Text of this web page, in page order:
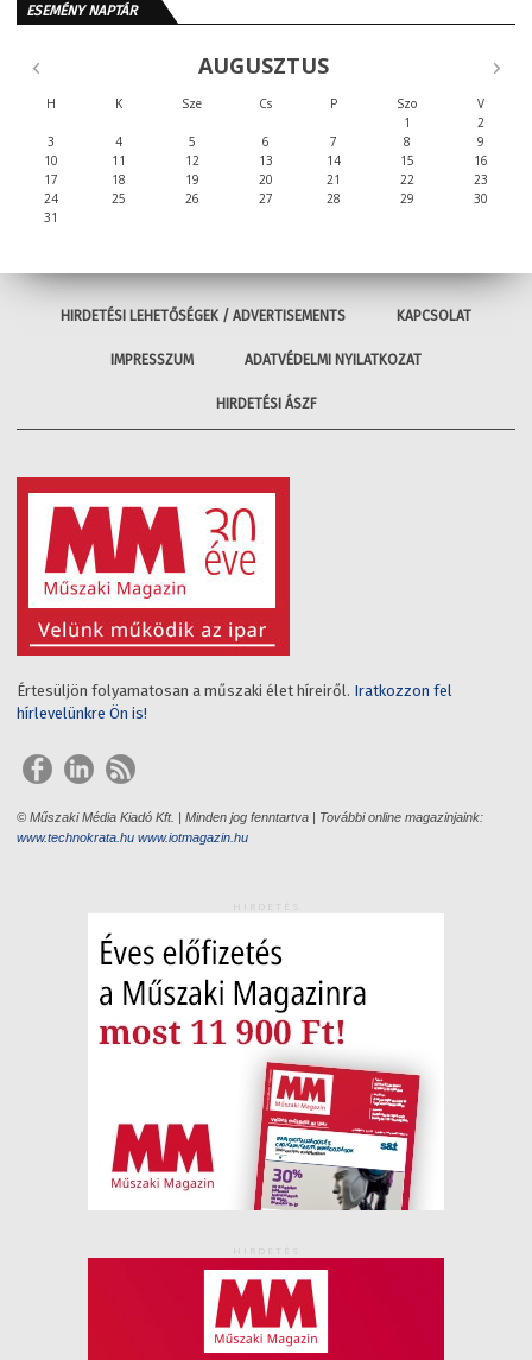
ESEMÉNY NAPTÁR
AUGUSZTUS
H K Sze Cs P Szo
V
1
2
3
4 5 6 7 8
9
10
11 12 13 14 15
16
17
18 19 20 21 22
23
24
25 26 27 28 29
30
31
HIRDETÉSI LEHETŐSÉGEK / ADVERTISEMENTS KAPCSOLAT
IMPRESSZUM ADATVÉDELMI NYILATKOZAT
HIRDETÉSI ÁSZF
Értesüljön folyamatosan a műszaki élet híreiről. Iratkozzon fel
hírlevelünkre Ön is!
© Műszaki Média Kiadó Kft. | Minden jog fenntartva | További online magazinjaink:
www.technokrata.hu www.iotmagazin.hu
HIRDETÉS
HIRDETÉS